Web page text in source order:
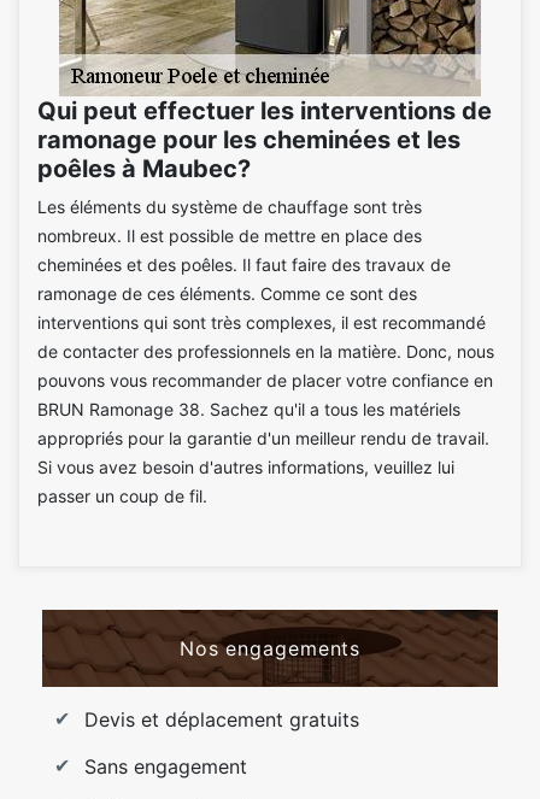
Qui peut effectuer les interventions de
ramonage pour les cheminées et les
poêles à Maubec?
Les éléments du système de chauffage sont très
nombreux. Il est possible de mettre en place des
cheminées et des poêles. Il faut faire des travaux de
ramonage de ces éléments. Comme ce sont des
interventions qui sont très complexes, il est recommandé
de contacter des professionnels en la matière. Donc, nous
pouvons vous recommander de placer votre confiance en
BRUN Ramonage 38. Sachez qu'il a tous les matériels
appropriés pour la garantie d'un meilleur rendu de travail.
Si vous avez besoin d'autres informations, veuillez lui
passer un coup de fil.
Nos engagements
Devis et déplacement gratuits
Sans engagement